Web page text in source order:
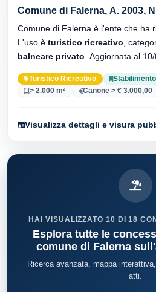
Comune di Falerna, A. 2003,
Comune di Falerna è l'ente che ha
L'uso è turistico ricreativo ,
balneare privato
Turistico Ricreativo
> 2.000 m²
Canone > € 3.000,00
Visualizza dettagli e visura
HAI VISUALIZZATO 10 DI 18
Esplora tutte le
comune di Falerna
Ricerca avanzata, mappa
atti.